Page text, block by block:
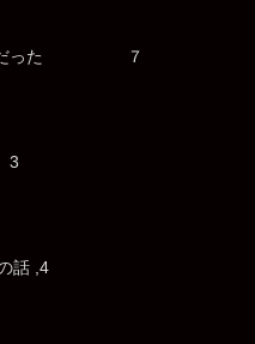
子だった ７
3
話 ,4